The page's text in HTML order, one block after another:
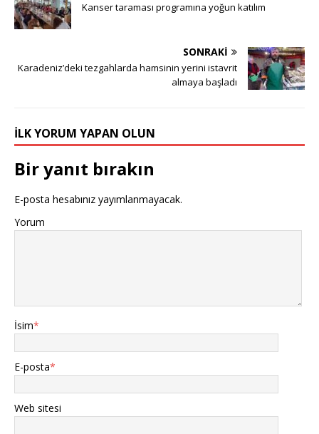
Kanser taraması programına yoğun katılım
SONRAKI
Karadeniz’deki tezgahlarda hamsinin yerini istavrit
almaya başladı
İLK YORUM YAPAN OLUN
Bir yanıt bırakın
E-posta hesabınız yayımlanmayacak.
Yorum
İsim*
E-posta*
Web sitesi